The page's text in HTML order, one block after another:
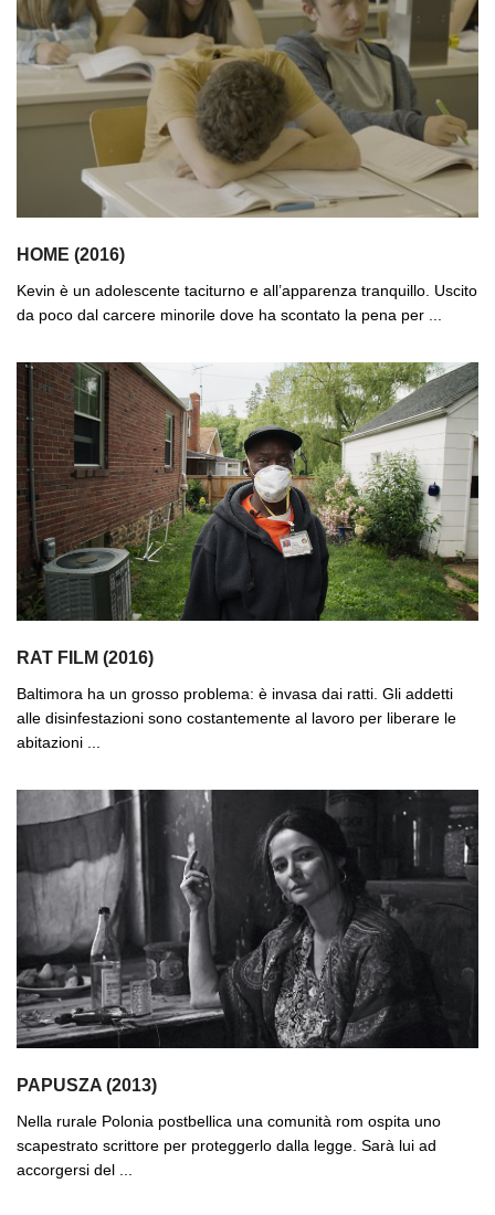
HOME (2016)
Kevin è un adolescente taciturno e all’apparenza tranquillo. Uscito
da poco dal carcere minorile dove ha scontato la pena per ...
RAT FILM (2016)
Baltimora ha un grosso problema: è invasa dai ratti. Gli addetti
alle disinfestazioni sono costantemente al lavoro per liberare le
abitazioni ...
PAPUSZA (2013)
Nella rurale Polonia postbellica una comunità rom ospita uno
scapestrato scrittore per proteggerlo dalla legge. Sarà lui ad
accorgersi del ...